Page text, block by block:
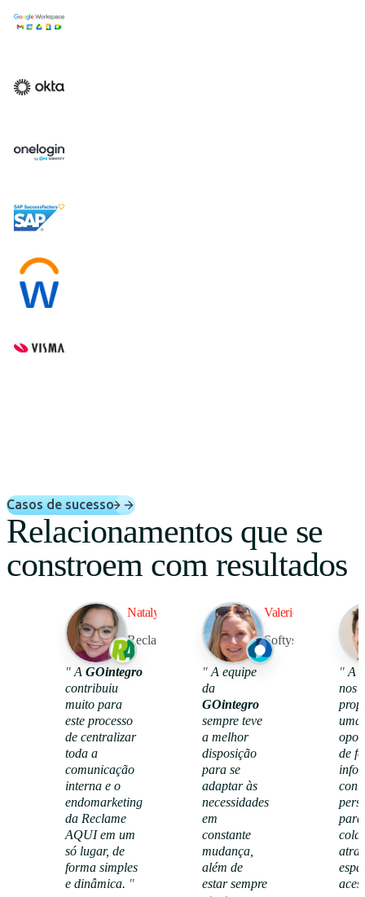
Casos de sucesso
Relacionamentos que se
constroem com resultados
Nataly Mendes
Reclame Aqui
" A GOintegro
contribuiu
muito para
este processo
de centralizar
toda a
comunicação
interna e o
endomarketing
da Reclame
AQUI em um
só lugar, de
forma simples
e dinâmica. "
99.5%
taxa de retenção
Ver caso de
sucesso
Valerie Kroneberg
Softys Latam
" A equipe
da
GOintegro
sempre teve
a melhor
disposição
para se
adaptar às
necessidades
em
constante
mudança,
além de
estar sempre
" A
nos
uma
de
para